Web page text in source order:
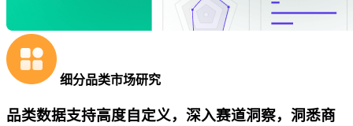
细分品类市场研究
品类数据支持高度自定义，深入赛道洞察，洞悉商